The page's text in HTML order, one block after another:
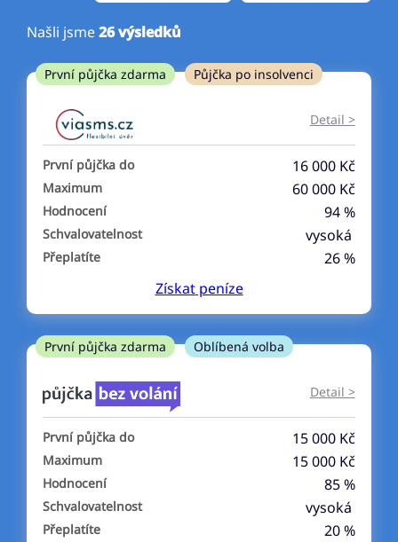
Od
První půjčka zdarma
–
ano
ne
ano
ne
V exekuci
ano
ne
Po insolvenci
ano
Našli jsme26výsledků
První půjčka zdarma Půjčka po insolvenci
Detail >
První půjčka do 16 000 Kč
Maximum 60 000 Kč
Hodnocení 94 %
Schvalovatelnost vysoká
Přeplatíte
26 %
Získatpeníze
První půjčka zdarma Oblíbená volba
Detail >
První půjčka do 15 000 Kč
Maximum 15 000 Kč
Hodnocení 85 %
Schvalovatelnost vysoká
Přeplatíte
20 %